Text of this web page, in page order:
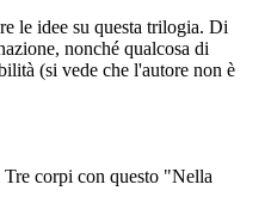
le idee su questa trilogia. Di
nonché qualcosa di
(si vede che l'autore non è
corpi con questo "Nella